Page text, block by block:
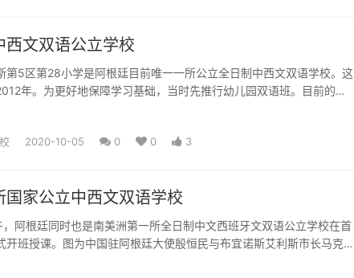
西文双语公立学校
第5区第28小学是阿根廷目前唯一一所公立全日制中西文双语学校。这
年。为更好地保障学习基础，当时先推行幼儿园双语班。目前的学
2020-10-05 0 0 3
国家公立中西文双语学校
阿根廷同时也是南美洲第一所全日制中文西班牙文双语公立学校在首
开班授课。图为中国驻阿根廷大使殷恒民与布宜诺斯艾利斯市长马克